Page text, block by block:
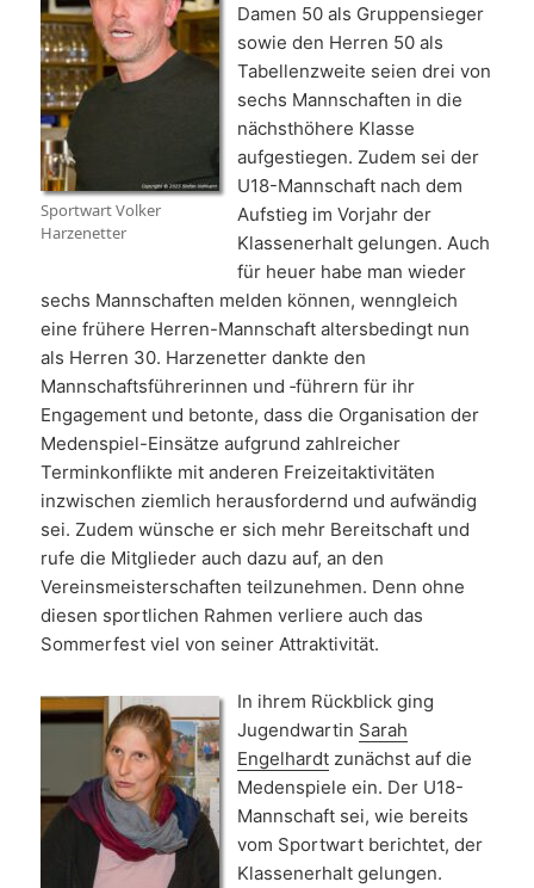
Sportwart Volker
Harzenetter
Damen 50 als Gruppensieger
sowie den Herren 50 als
Tabellenzweite seien drei von
sechs Mannschaften in die
nächsthöhere Klasse
aufgestiegen. Zudem sei der
U18-Mannschaft nach dem
Aufstieg im Vorjahr der
Klassenerhalt gelungen. Auch
für heuer habe man wieder
sechs Mannschaften melden können, wenngleich
eine frühere Herren-Mannschaft altersbedingt nun
als Herren 30. Harzenetter dankte den
Mannschaftsführerinnen und ‑führern für ihr
Engagement und betonte, dass die Organisation der
Medenspiel-Einsätze aufgrund zahlreicher
Terminkonflikte mit anderen Freizeitaktivitäten
inzwischen ziemlich herausfordernd und aufwändig
sei. Zudem wünsche er sich mehr Bereitschaft und
rufe die Mitglieder auch dazu auf, an den
Vereinsmeisterschaften teilzunehmen. Denn ohne
diesen sportlichen Rahmen verliere auch das
Sommerfest viel von seiner Attraktivität.
In ihrem Rückblick ging
Jugendwartin Sarah
Engelhardt zunächst auf die
Medenspiele ein. Der U18-
Mannschaft sei, wie bereits
vom Sportwart berichtet, der
Klassenerhalt gelungen.